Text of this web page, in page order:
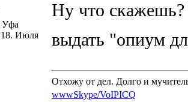
Уфа
18. Июля
Ну что скажешь?
выдать "опиум
Отхожу от дел. Долго и
wwwSkype/VoIPICQ